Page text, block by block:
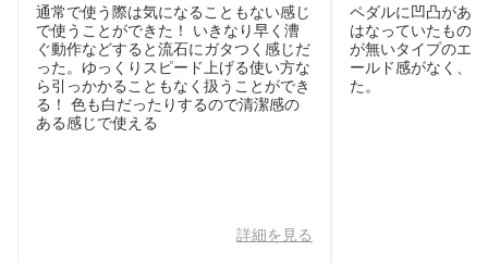
通常で使う際は気になることもない感じ
で使うことができた！ いきなり早く漕
ぐ動作などすると流石にガタつく感じだ
った。ゆっくりスピード上げる使い方な
ら引っかかることもなく扱うことができ
る！ 色も白だったりするので清潔感の
ある感じで使える
詳細を見る
ペダルに凹凸があ
はなっていたもの
が無いタイプのエ
ールド感がなく、
た。